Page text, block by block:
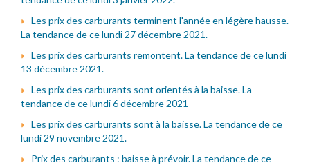
Les prix des carburants terminent l'année en légère hausse.
La tendance de ce lundi 27 décembre 2021.
Les prix des carburants remontent. La tendance de ce lundi
13 décembre 2021.
Les prix des carburants sont orientés à la baisse. La
tendance de ce lundi 6 décembre 2021
Les prix des carburants sont à la baisse. La tendance de ce
lundi 29 novembre 2021.
Prix des carburants : baisse à prévoir. La tendance de ce